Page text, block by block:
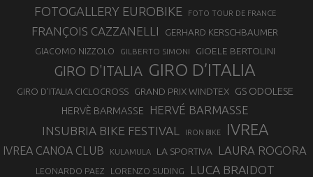
FOTOGALLERY EUROBIKE FOTO TOUR DE FRANCE
FRANÇOIS CAZZANELLI GERHARD KERSCHBAUMER
GIACOMO NIZZOLO GILBERTO SIMONI GIOELE BERTOLINI
GIRO D'ITALIA GIRO D’ITALIA
GIRO D’ITALIA CICLOCROSS GRAND PRIX WINDTEX GS ODOLESE
HERVÈ BARMASSE
HERVÉ BARMASSE
INSUBRIA BIKE FESTIVAL
IRON BIKE IVREA
IVREA CANOA CLUB KULAMULA LA SPORTIVA LAURA ROGORA
LEONARDO PAEZ LORENZO SUDING LUCA BRAIDOT